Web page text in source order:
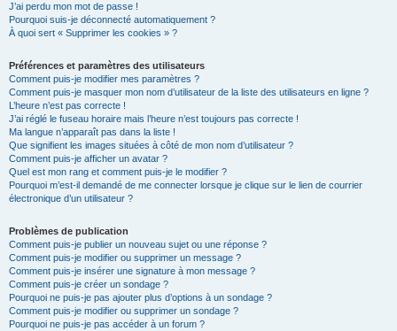
J’ai perdu mon mot de passe !
Pourquoi suis-je déconnecté automatiquement ?
À quoi sert « Supprimer les cookies » ?
Préférences et paramètres des utilisateurs
Comment puis-je modifier mes paramètres ?
Comment puis-je masquer mon nom d’utilisateur de la liste des utilisateurs en ligne ?
L’heure n’est pas correcte !
J’ai réglé le fuseau horaire mais l’heure n’est toujours pas correcte !
Ma langue n’apparaît pas dans la liste !
Que signifient les images situées à côté de mon nom d’utilisateur ?
Comment puis-je afficher un avatar ?
Quel est mon rang et comment puis-je le modifier ?
Pourquoi m’est-il demandé de me connecter lorsque je clique sur le lien de courrier
électronique d’un utilisateur ?
Problèmes de publication
Comment puis-je publier un nouveau sujet ou une réponse ?
Comment puis-je modifier ou supprimer un message ?
Comment puis-je insérer une signature à mon message ?
Comment puis-je créer un sondage ?
Pourquoi ne puis-je pas ajouter plus d’options à un sondage ?
Comment puis-je modifier ou supprimer un sondage ?
Pourquoi ne puis-je pas accéder à un forum ?